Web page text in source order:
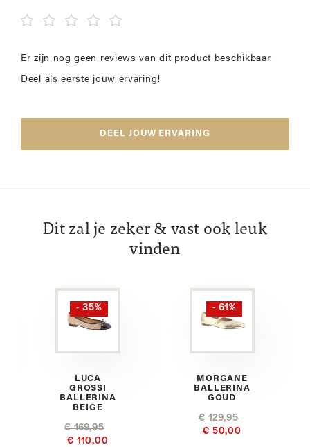
Er zijn nog geen reviews van dit product beschikbaar.
Deel als eerste jouw ervaring!
DEEL JOUW ERVARING
Dit zal je zeker & vast ook leuk
vinden
- 35%
LUCA
GROSSI
BALLERINA
BEIGE
€ 169,95
€ 110,00
- 61%
MORGANE
BALLERINA
GOUD
€ 129,95
€ 50,00